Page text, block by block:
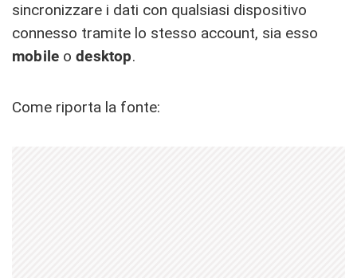
sincronizzare i dati con qualsiasi dispositivo
connesso tramite lo stesso account, sia esso
mobile odesktop.
Come riporta la fonte: